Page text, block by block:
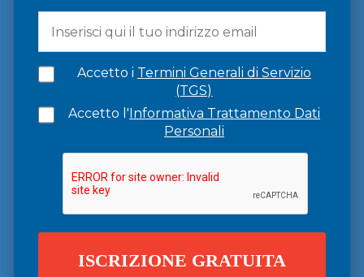
Accetto i Termini Generali di Servizio
(TGS)
Accetto l'Informativa Trattamento Dati
Personali